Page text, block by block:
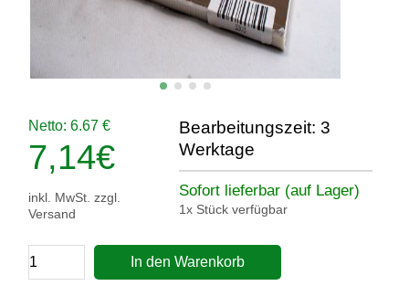
Netto: 6.67 €
7,14€
inkl. MwSt. zzgl.
Versand
In den Warenkorb
Bearbeitungszeit: 3
Werktage
Sofort lieferbar (auf Lager)
1x Stück verfügbar